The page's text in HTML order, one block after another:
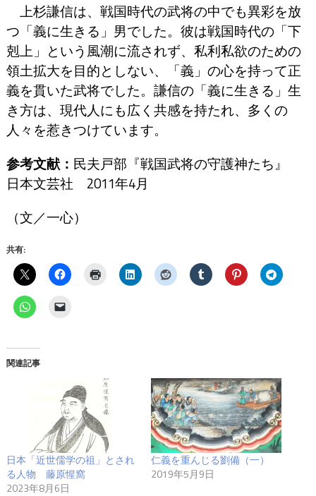
上杉謙信は、戦国時代の武将の中でも異彩を放
つ「義に生きる」男でした。彼は戦国時代の「下
剋上」という風潮に流されず、私利私欲のための
領土拡大を目的としない、「義」の心を持って正
義を貫いた武将でした。謙信の「義に生きる」生
き方は、現代人にも広く共感を持たれ、多くの
人々を惹きつけています。
参考文献： 民夫戸部『戦国武将の守護神たち』
日本文芸社 2011年4月
（文／一心）
共有:
関連記事
日本「近世儒学の祖」とされ
る人物 藤原惺窩
2023年8月6日
仁義を重んじる劉備（一）
2019年5月9日